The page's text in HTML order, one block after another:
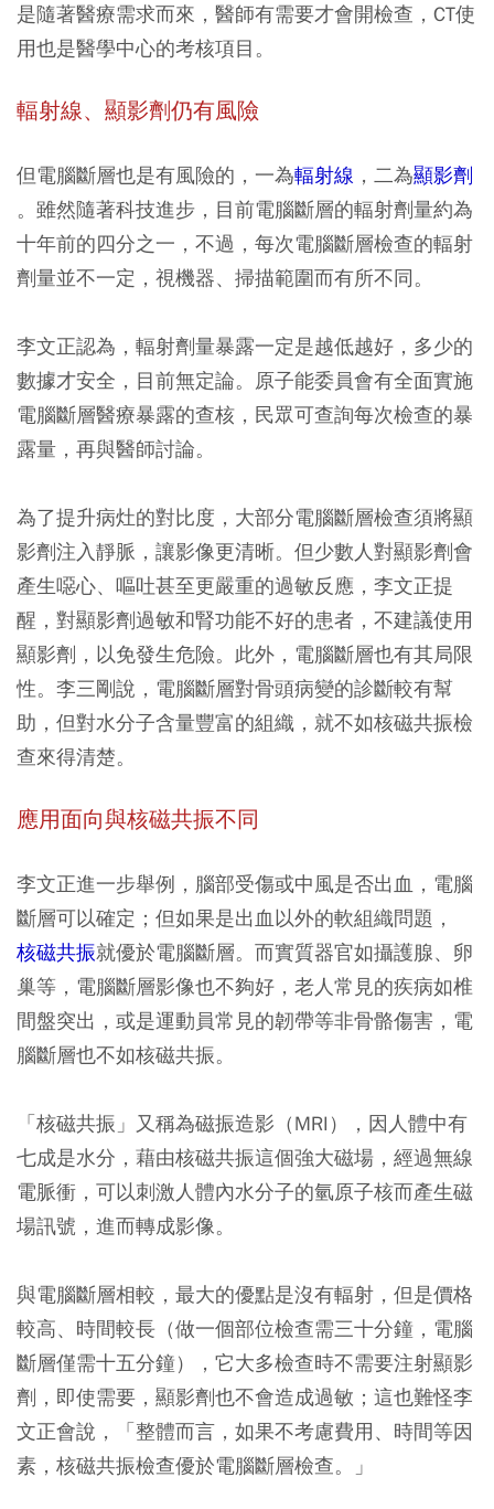
是隨著醫療需求而來，醫師有需要才會開檢查，CT使
用也是醫學中心的考核項目。
輻射線、顯影劑仍有風險
但電腦斷層也是有風險的，一為輻射線 ，二為顯影劑
。雖然隨著科技進步，目前電腦斷層的輻射劑量約為
十年前的四分之一，不過，每次電腦斷層檢查的輻射
劑量並不一定，視機器、掃描範圍而有所不同。
李文正認為，輻射劑量暴露一定是越低越好，多少的
數據才安全，目前無定論。原子能委員會有全面實施
電腦斷層醫療暴露的查核，民眾可查詢每次檢查的暴
露量，再與醫師討論。
為了提升病灶的對比度，大部分電腦斷層檢查須將顯
影劑注入靜脈，讓影像更清晰。但少數人對顯影劑會
產生噁心、嘔吐甚至更嚴重的過敏反應，李文正提
醒，對顯影劑過敏和腎功能不好的患者，不建議使用
顯影劑，以免發生危險。此外，電腦斷層也有其局限
性。李三剛說，電腦斷層對骨頭病變的診斷較有幫
助，但對水分子含量豐富的組織，就不如核磁共振檢
查來得清楚。
應用面向與核磁共振不同
李文正進一步舉例，腦部受傷或中風是否出血，電腦
斷層可以確定；但如果是出血以外的軟組織問題，
核磁共振就優於電腦斷層。而實質器官如攝護腺、卵
巢等，電腦斷層影像也不夠好，老人常見的疾病如椎
間盤突出，或是運動員常見的韌帶等非骨骼傷害，電
腦斷層也不如核磁共振。
「核磁共振」又稱為磁振造影（MRI），因人體中有
七成是水分，藉由核磁共振這個強大磁場，經過無線
電脈衝，可以刺激人體內水分子的氫原子核而產生磁
場訊號，進而轉成影像。
與電腦斷層相較，最大的優點是沒有輻射，但是價格
較高、時間較長（做一個部位檢查需三十分鐘，電腦
斷層僅需十五分鐘），它大多檢查時不需要注射顯影
劑，即使需要，顯影劑也不會造成過敏；這也難怪李
文正會說，「整體而言，如果不考慮費用、時間等因
素，核磁共振檢查優於電腦斷層檢查。」